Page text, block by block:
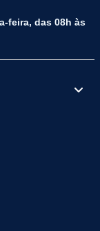
feira, das 08h às